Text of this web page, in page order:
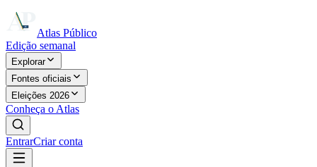
Atlas Público
Edição semanal
Explorar
Fontes oficiais
Eleições 2026
Conheça o Atlas
EntrarCriar conta